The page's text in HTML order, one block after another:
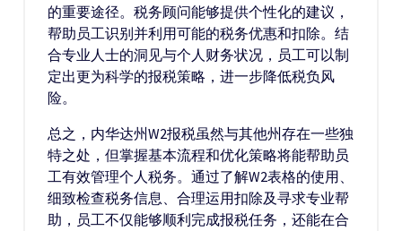
的重要途径。税务顾问能够提供个性化的建议，
帮助员工识别并利用可能的税务优惠和扣除。结
合专业人士的洞见与个人财务状况，员工可以制
定出更为科学的报税策略，进一步降低税负风
险。
总之，内华达州W2报税虽然与其他州存在一些独
特之处，但掌握基本流程和优化策略将能帮助员
工有效管理个人税务。通过了解W2表格的使用、
细致检查税务信息、合理运用扣除及寻求专业帮
助，员工不仅能够顺利完成报税任务，还能在合